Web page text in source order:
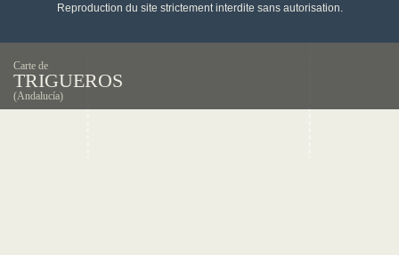
Reproduction du site strictement interdite sans autorisation.
Carte de
TRIGUEROS
(Andalucía)